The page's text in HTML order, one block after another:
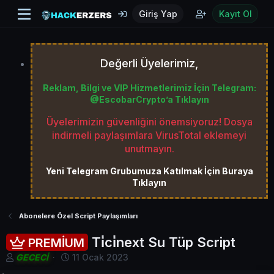
Giriş Yap Kayıt Ol
Değerli Üyelerimiz,
Reklam, Bilgi ve VIP Hizmetlerimiz İçin Telegram:
@EscobarCrypto’a Tıklayın
Üyelerimizin güvenliğini önemsiyoruz! Dosya
indirmeli paylaşımlara VirusTotal eklemeyi
unutmayın.
Yeni Telegram Grubumuza Katılmak İçin Buraya
Tıklayın
Abonelere Özel Script Paylaşımları
PREMİUM Ti̇ci̇next Su Tüp Script
K
GECECİ
B
11 Ocak 2023